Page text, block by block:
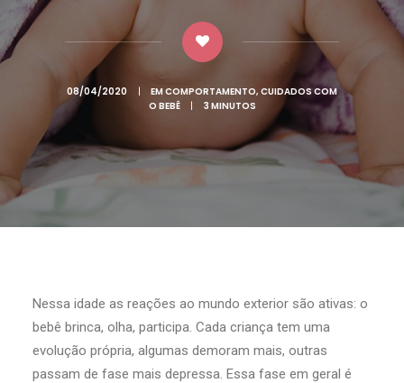
08/04/2020 | EMCOMPORTAMENTO, CUIDADOS COM
O BEBÊ
| 3 MINUTOS
Nessa idade as reações ao mundo exterior são ativas: o
bebê brinca, olha, participa. Cada criança tem uma
evolução própria, algumas demoram mais, outras
passam de fase mais depressa. Essa fase em geral é